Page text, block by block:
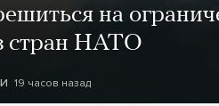
на
стран НАТО
19 часов назад